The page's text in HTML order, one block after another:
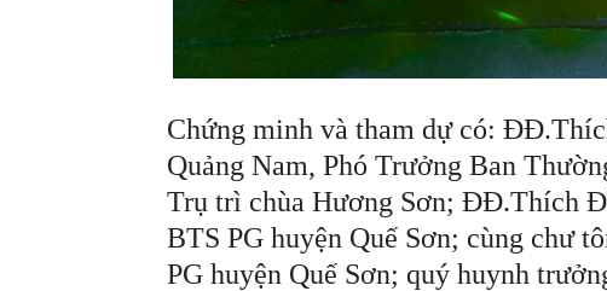
Chứng minh và tham dự có:
Quảng Nam, Phó Trưởng Ban
Trụ trì chùa Hương Sơn; ĐĐ.Thích
BTS PG huyện Quế Sơn; cùng chư
PG huyện Quế Sơn; quý huynh